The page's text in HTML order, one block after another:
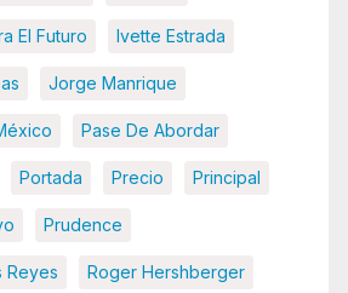
El Futuro Ivette Estrada
Jorge Manrique
Pase De Abordar
Portada Precio Principal
Prudence
Reyes Roger Hershberger